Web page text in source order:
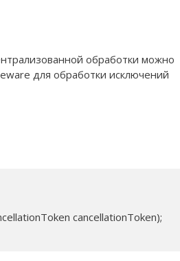
обработки можно
для обработки исключений
cancellationToken);